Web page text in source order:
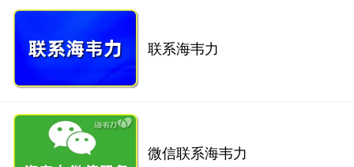
联系海韦力
微信联系海韦力